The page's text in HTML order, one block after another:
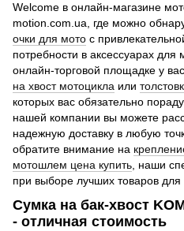
Welcome в онлайн-магазине
motion.com.ua, где можно
очки для мото с
потребности в аксессуарах
онлайн-торговой площадке у
на хвост мотоцикла или
которых вас обязательно
нашей компании вы можете
надежную доставку в любую
обратите внимание на
мотошлем цена купить , наши
при выборе лучших товаров для
Сумка на бак-хвост
- отличная стоимость